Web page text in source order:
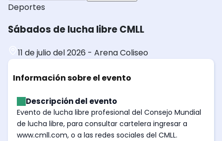
Deportes
Sábados de lucha libre CMLL
11 de julio del 2026 - Arena Coliseo
Información sobre el evento
Descripción del evento
Evento de lucha libre profesional del Consejo Mundial
de lucha libre, para consultar cartelera ingresar a
www.cmll.com, o a las redes sociales del CMLL.